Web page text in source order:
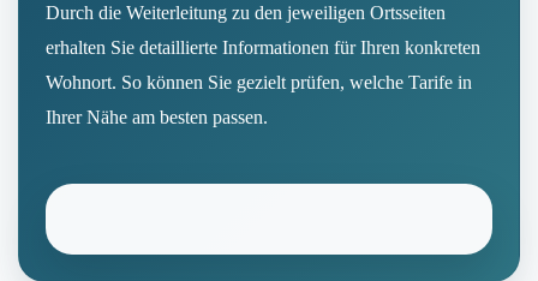
Durch die Weiterleitung zu den jeweiligen Ortsseiten
erhalten Sie detaillierte Informationen für Ihren konkreten
Wohnort. So können Sie gezielt prüfen, welche Tarife in
Ihrer Nähe am besten passen.